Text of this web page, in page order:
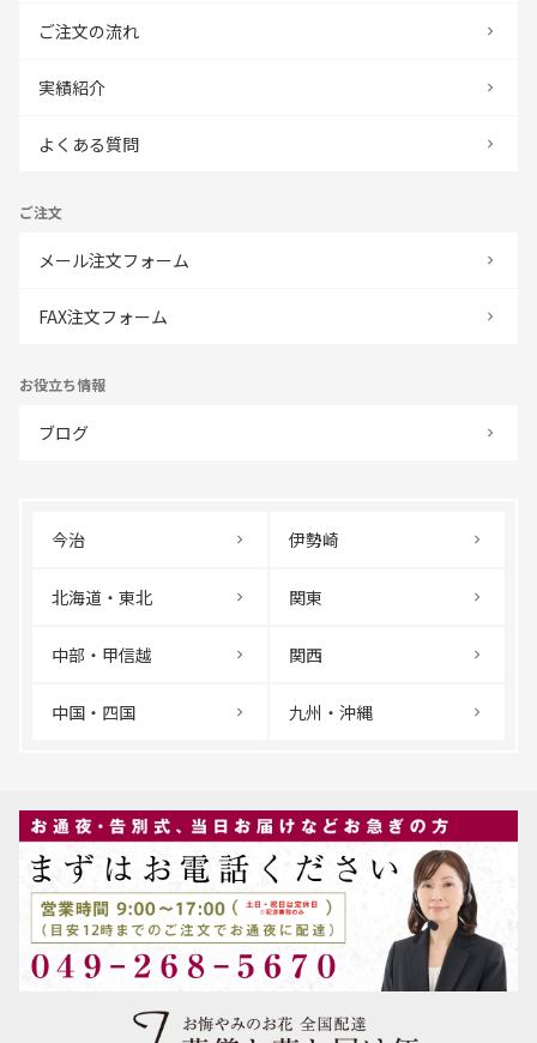
ご注文の流れ
実績紹介
よくある質問
ご注文
メール注文フォーム
FAX注文フォーム
お役立ち情報
ブログ
今治 伊勢崎
北海道・東北 関東
中部・甲信越 関西
中国・四国 九州・沖縄